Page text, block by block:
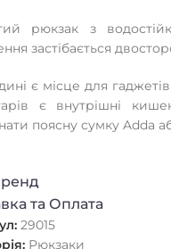
рюкзак з
застібається
є місце для
є внутрішні
поясну сумку Adda
та Оплата
29015
Рюкзаки